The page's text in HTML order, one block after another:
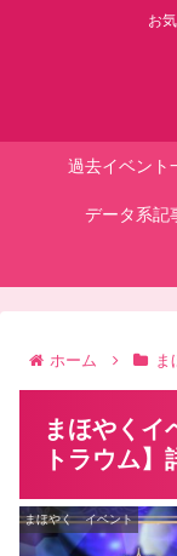
お
過去イベント
データ系記
ホーム ま
まほやくイ
トラウム】
まほやく イベント